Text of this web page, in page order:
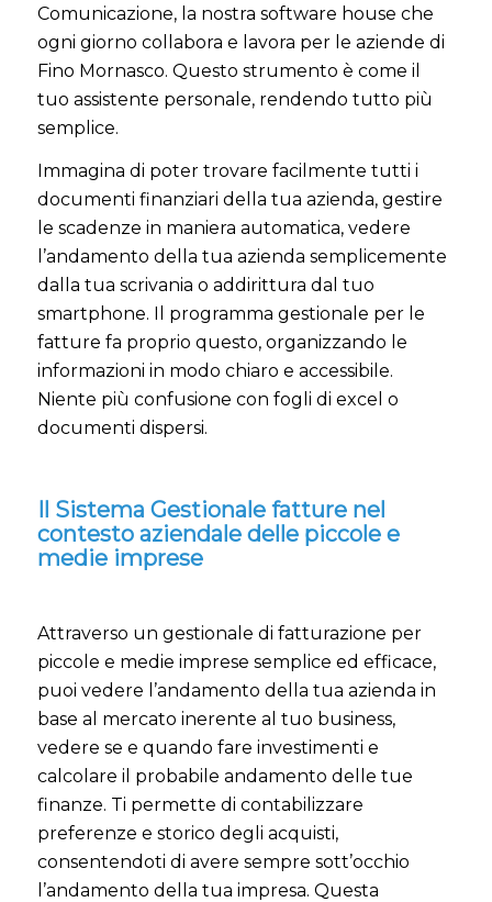
Comunicazione, la nostra software house che
ogni giorno collabora e lavora per le aziende di
Fino Mornasco. Questo strumento è come il
tuo assistente personale, rendendo tutto più
semplice.
Immagina di poter trovare facilmente tutti i
documenti finanziari della tua azienda, gestire
le scadenze in maniera automatica, vedere
l’andamento della tua azienda semplicemente
dalla tua scrivania o addirittura dal tuo
smartphone. Il programma gestionale per le
fatture fa proprio questo, organizzando le
informazioni in modo chiaro e accessibile.
Niente più confusione con fogli di excel o
documenti dispersi.
Il Sistema Gestionale fatture nel
contesto aziendale delle piccole e
medie imprese
Attraverso un gestionale di fatturazione per
piccole e medie imprese semplice ed efficace,
puoi vedere l’andamento della tua azienda in
base al mercato inerente al tuo business,
vedere se e quando fare investimenti e
calcolare il probabile andamento delle tue
finanze. Ti permette di contabilizzare
preferenze e storico degli acquisti,
consentendoti di avere sempre sott’occhio
l’andamento della tua impresa. Questa